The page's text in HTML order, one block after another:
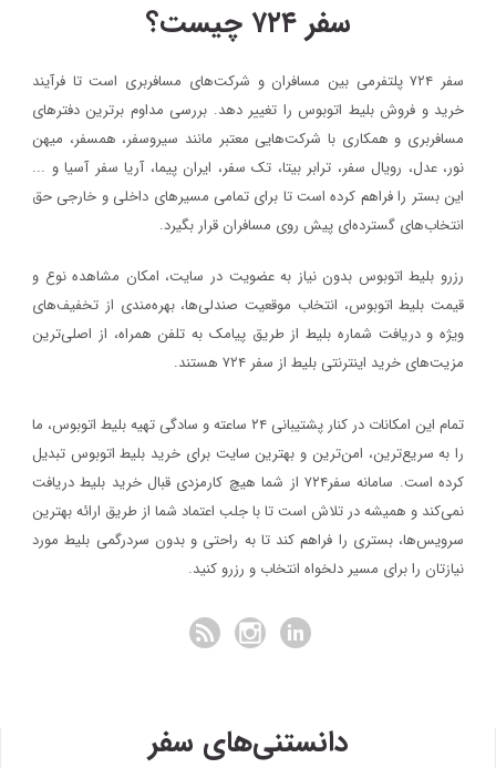
سفر ۷۲۴ چیست؟
سفر ۷۲۴ پلتفرمی بین مسافران و شرکت‌های مسافربری است تا فرآیند
خرید و فروش بلیط اتوبوس را تغییر دهد. بررسی مداوم برترین دفترهای
مسافربری و همکاری با شرکت‌هایی معتبر مانند سیروسفر، همسفر، میهن‌
نور، عدل، رویال سفر، ترابر بیتا، تک سفر، ایران پیما، آریا سفر آسیا و ...
این بستر را فراهم کرده است تا برای تمامی مسیرهای داخلی و خارجی حق
انتخاب‌های گسترده‌ای پیش روی مسافران قرار بگیرد.
رزرو بلیط اتوبوس بدون نیاز به عضویت در سایت، امکان مشاهده نوع و
قیمت بلیط اتوبوس، انتخاب موقعیت صندلی‌ها، بهره‌مندی از تخفیف‌های
ویژه و دریافت شماره‌ بلیط از طریق پیامک به تلفن همراه، از اصلی‌ترین
مزیت‌های خرید اینترنتی بلیط از سفر ۷۲۴ هستند.
تمام این امکانات در کنار پشتیبانی‌ ۲۴ ساعته و سادگی تهیه بلیط اتوبوس، ما
را به سریع‌ترین، امن‌ترین و بهترین سایت برای خرید بلیط اتوبوس تبدیل
کرده است. سامانه سفر۷۲۴ از شما هیچ کارمزدی قبال خرید بلیط دریافت
نمی‌کند و همیشه در تلاش است تا با جلب اعتماد شما از طریق ارائه بهترین
سرویس‌ها، بستری را فراهم کند تا به راحتی و بدون سردرگمی بلیط مورد
نیازتان را برای مسیر دلخواه انتخاب و رزرو کنید.
دانستنی‌های سفر